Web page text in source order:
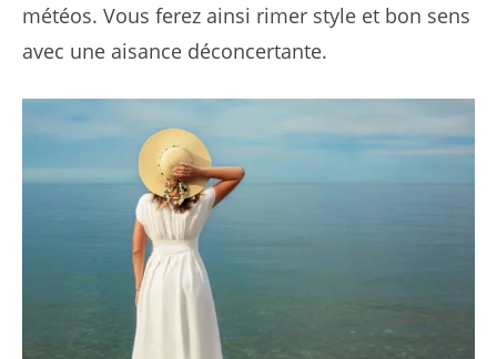
météos. Vous ferez ainsi rimer style et bon sens
avec une aisance déconcertante.